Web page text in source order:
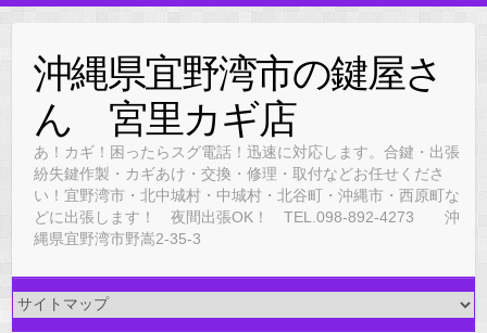
content沖縄県宜野湾市の鍵屋さ
ん 宮里カギ店
あ！カギ！困ったらスグ電話！迅速に対応します。合鍵・出張
紛失鍵作製・カギあけ・交換・修理・取付などお任せくださ
い！宜野湾市・北中城村・中城村・北谷町・沖縄市・西原町な
どに出張します！ 夜間出張OK！ TEL.098-892-4273 沖
縄県宜野湾市野嵩2-35-3